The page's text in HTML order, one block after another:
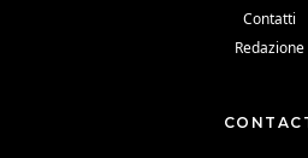
Contatti
Redazione